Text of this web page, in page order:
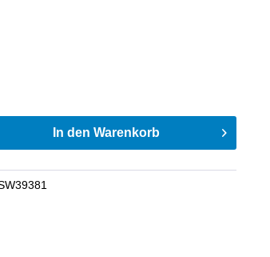
In den Warenkorb